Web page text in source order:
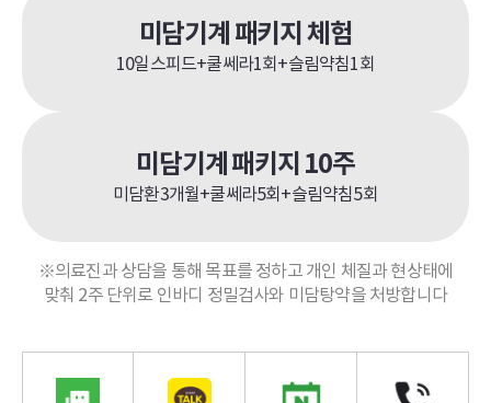
미담기계 패키지 체험
10일스피드+쿨쎄라1회+슬림약침1회
미담기계 패키지 10주
미담환3개월+쿨쎄라5회+슬림약침5회
※의료진과 상담을 통해 목표를 정하고 개인 체질과 현상태에
맞춰 2주 단위로 인바디 정밀검사와 미담탕약을 처방합니다